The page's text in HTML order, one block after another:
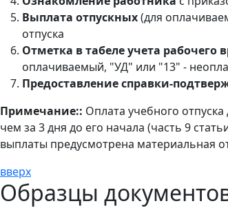
Выплата отпускных(для
отпуска
Отметка в табеле учета рабочего
оплачиваемый, "УД" или "13" -
Предоставление справки-
Примечание:: Оплата учебного
чем за 3 дня до его начала (часть 9
выплаты предусмотрена материальная
вверх
Образцы